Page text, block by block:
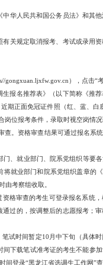
华人民共和国公务员法》和其
关规定取消报考、考试或录用
），点击“
报名推荐表》（以下简称《推
期正面免冠证件照（红、蓝、
位报考条件，录取时视空岗情况
。资格审查结果可通过报名系
、就业部门、院系党组织等要
就业部门和院系党组织盖章的
由考察组收取。
格审查的考生可登录报名系统
过的，按调整后的志愿报考；
试时间暂定10月中下旬（具体
下载笔试准考证的考生不能参
登录“黑龙江省选调生工作网”